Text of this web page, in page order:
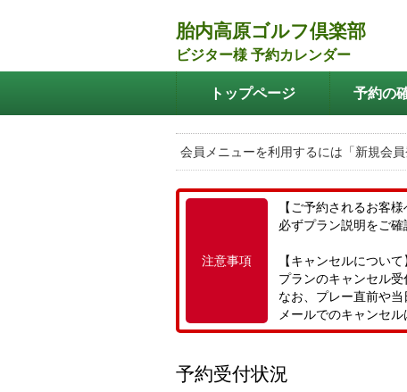
胎内高原ゴルフ倶楽部
ビジター様 予約カレンダー
トップページ 予約の
会員メニューを利用するには「新規会
注意事項
【ご予約されるお客様
必ずプラン説明をご確
【キャンセルについて
プランのキャンセル
なお、プレー直前や
メールでのキャンセ
予約受付状況